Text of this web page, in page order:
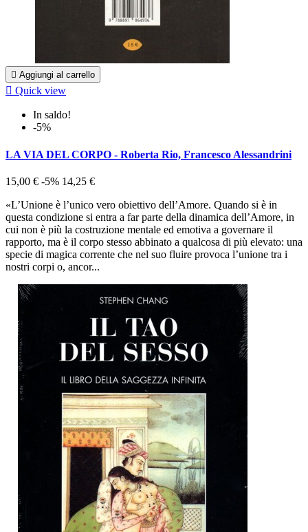
 Aggiungi al carrello
 Quick view
In saldo!
-5%
LA VIA DEL CORPO - Roberta Rio, Francesco Alessandrini
15,00 € -5% 14,25 €
«L’Unione è l’unico vero obiettivo dell’Amore. Quando si è in
questa condizione si entra a far parte della dinamica dell’Amore, in
cui non è più la costruzione mentale ed emotiva a governare il
rapporto, ma è il corpo stesso abbinato a qualcosa di più elevato: una
specie di magica corrente che nel suo fluire provoca l’unione tra i
nostri corpi o, ancor...